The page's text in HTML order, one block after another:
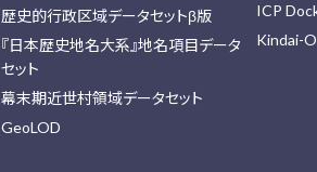
歴史的行政区域データセットβ版
『日本歴史地名大系』地名項目データ
セット
幕末期近世村領域データセット
GeoLOD
ICP
Kindai-